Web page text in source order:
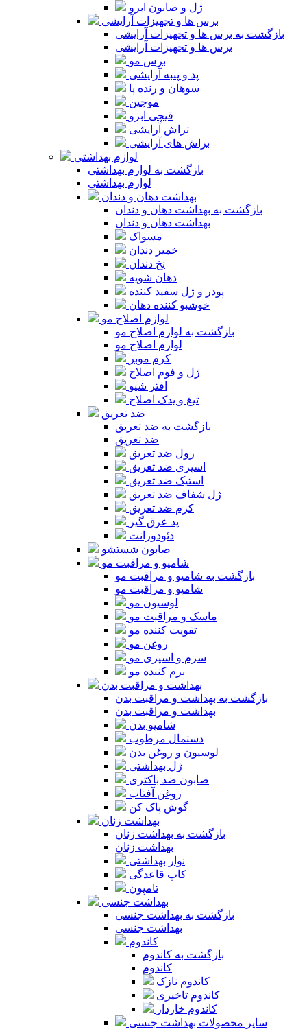
ژل و صابون ابرو
برس ها و تجهیزات آرایشی
بازگشت به برس ها و تجهیزات آرایشی
برس ها و تجهیزات آرایشی
برس مو
پد و پنبه آرایشی
سوهان و رنده پا
موچین
قیچی ابرو
تراش آرایشی
براش های آرایشی
لوازم بهداشتی
بازگشت به لوازم بهداشتی
لوازم بهداشتی
بهداشت دهان و دندان
بازگشت به بهداشت دهان و دندان
بهداشت دهان و دندان
مسواک
خمیر دندان
نخ دندان
دهان شویه
پودر و ژل سفید کننده
خوشبو کننده دهان
لوازم اصلاح مو
بازگشت به لوازم اصلاح مو
لوازم اصلاح مو
کرم موبر
ژل و فوم اصلاح
افتر شیو
تیغ و یدک اصلاح
ضد تعریق
بازگشت به ضد تعریق
ضد تعریق
رول ضد تعریق
اسپری ضد تعریق
استیک ضد تعریق
ژل شفاف ضد تعریق
کرم ضد تعریق
پد عرق گیر
دئودورانت
صابون شستشو
شامپو و مراقبت مو
بازگشت به شامپو و مراقبت مو
شامپو و مراقبت مو
لوسیون مو
ماسک و مراقبت مو
تقویت کننده مو
روغن مو
سرم و اسپری مو
نرم کننده مو
بهداشت و مراقبت بدن
بازگشت به بهداشت و مراقبت بدن
بهداشت و مراقبت بدن
شامپو بدن
دستمال مرطوب
لوسیون و روغن بدن
ژل بهداشتی
صابون ضد باکتری
روغن آفتاب
گوش پاک کن
بهداشت زنان
بازگشت به بهداشت زنان
بهداشت زنان
نوار بهداشتی
کاپ قاعدگی
تامپون
بهداشت جنسی
بازگشت به بهداشت جنسی
بهداشت جنسی
کاندوم
بازگشت به کاندوم
کاندوم
کاندوم نازک
کاندوم تاخیری
کاندوم خاردار
سایر محصولات بهداشت جنسی